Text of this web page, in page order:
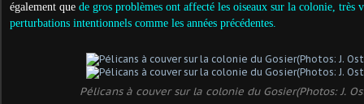
également que de gros problèmes ont affecté les oiseaux sur la colonie, très
perturbations intentionnels comme les années précédentes.
Pélicans à couver sur la colonie du Gosier(Photos: J.